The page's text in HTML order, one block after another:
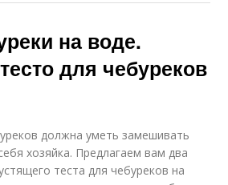
на воде.
для чебуреков
должна уметь замешивать
хозяйка. Предлагаем вам два
теста для чебуреков на